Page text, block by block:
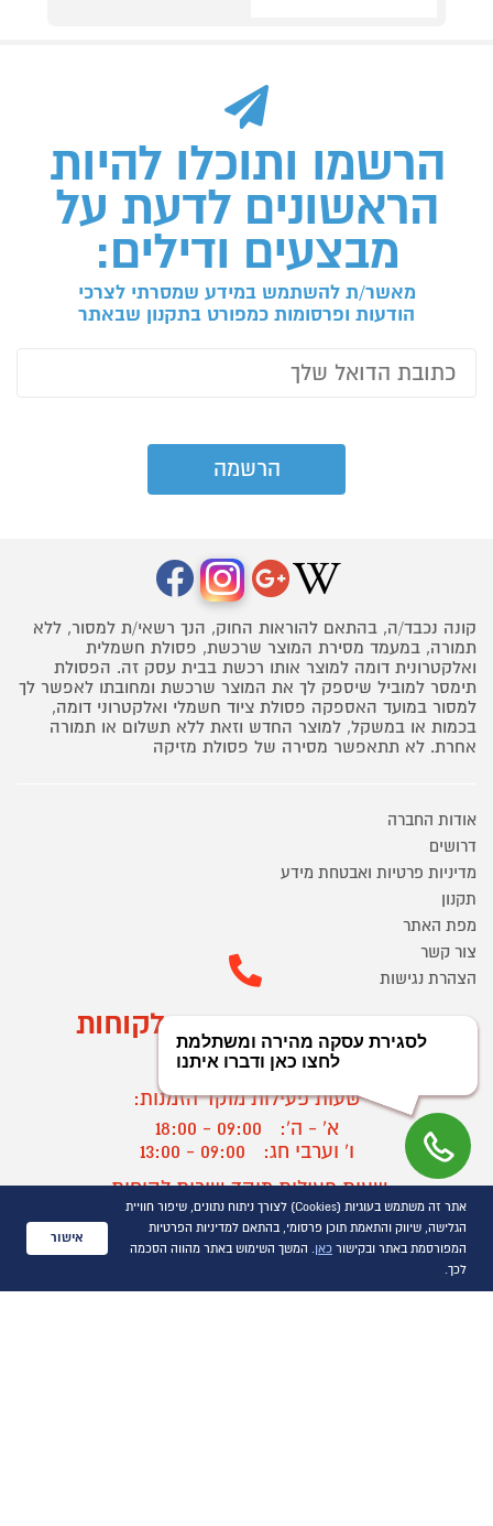
הרשמו ותוכלו להיות
הראשונים לדעת על
מבצעים ודילים:
מאשר/ת להשתמש במידע שמסרתי לצרכי
הודעות ופרסומות כמפורט בתקנון שבאתר
קונה נכבד/ה, בהתאם להוראות החוק, הנך רשאי/ת למסור, ללא
תמורה, במעמד מסירת המוצר שרכשת, פסולת חשמלית
ואלקטרונית דומה למוצר אותו רכשת בבית עסק זה. הפסולת
תימסר למוביל שיספק לך את המוצר שרכשת ומחובתו לאפשר לך
למסור במועד האספקה פסולת ציוד חשמלי ואלקטרוני דומה,
בכמות או במשקל, למוצר החדש וזאת ללא תשלום או תמורה
אחרת. לא תתאפשר מסירה של פסולת מזיקה
אודות החברה
דרושים
מדיניות פרטיות ואבטחת מידע
תקנון
מפת האתר
צור קשר
הצהרת נגישות
מוקד הזמנות ושירות לקוחות
03-9545370
שעות פעילות מוקד הזמנות:
א' - ה':
09:00 - 18:00
ו' וערבי חג:
09:00 - 13:00
שעות פעילות מוקד שירות לקוחות:
א' - ד':
09:00 - 16:30
ה :
09:00 - 16:00
חול המועד
?
אתר זה משתמש בעוגיות (Cookies) לצורך ניתוח נתונים, שיפור חוויית
הגלישה, שיווק והתאמת תוכן פרסומי, בהתאם למדיניות הפרטיות
המפורסמת באתר ובקישור כאן. המשך השימוש באתר מהווה הסכמה
לכך.
אישור